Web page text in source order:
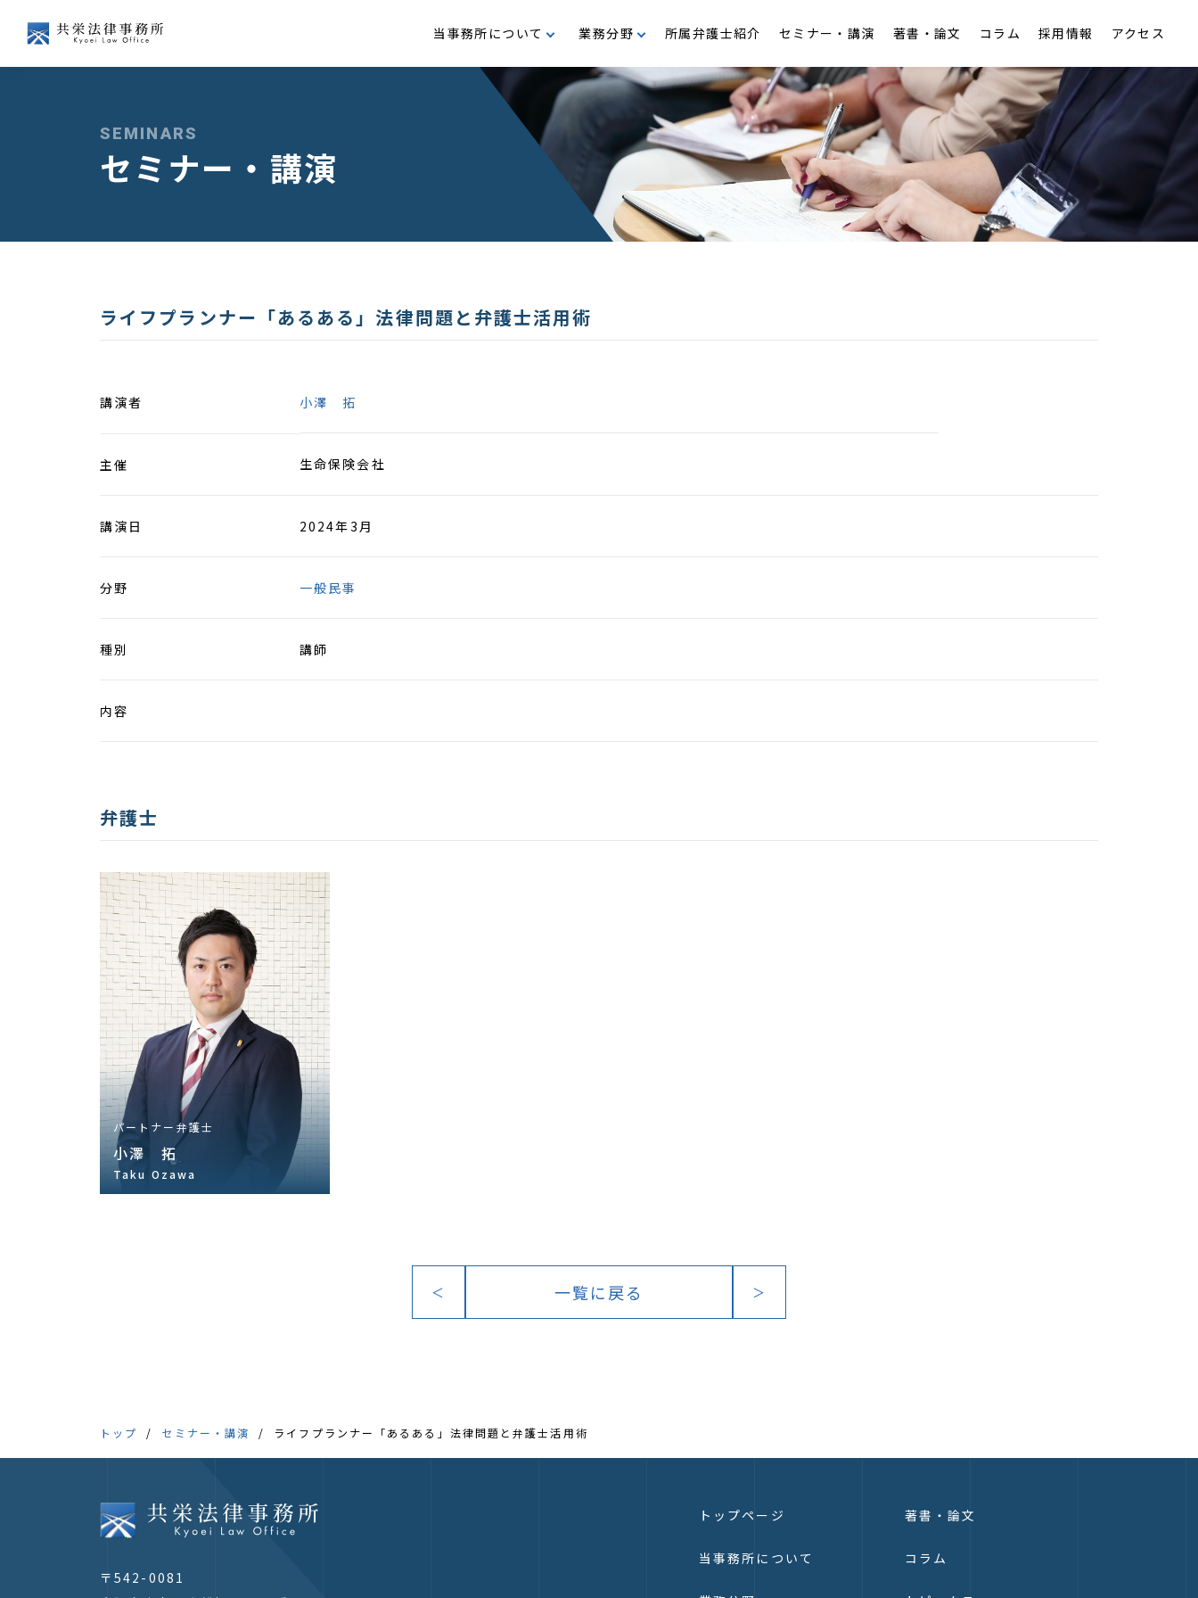
当事務所について
代表メッセージ アクセス
業務分野
M＆A・企業再編 事業再生・倒産 行政 税務 労働 知的財産
経済法 国際 公益・メセナ活動
所属弁護士紹介 セミナー・講演 著書・論文 コラム 採用情報 アクセス
SEMINARS
セミナー・講演
ライフプランナー「あるある」法律問題と弁護士活用術
講演者 小澤 拓
主催 生命保険会社
講演日 2024年3月
分野 一般民事
種別 講師
内容
弁護士
パートナー弁護士
小澤 拓
Taku Ozawa
＜ 一覧に戻る ＞
トップ セミナー・講演 ライフプランナー「あるある」法律問題と弁護士活用術
〒542-0081
トップページ
当事務所について
著書・論文
コラム